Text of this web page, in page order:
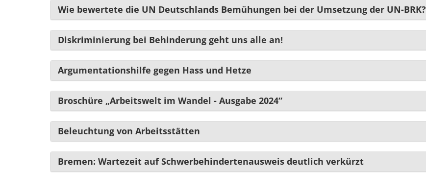
Wie bewertete die UN Deutschlands Bemühungen bei der Umsetzung der UN-BRK?
Diskriminierung bei Behinderung geht uns alle an!
Argumentationshilfe gegen Hass und Hetze
Broschüre „Arbeitswelt im Wandel - Ausgabe 2024“
Beleuchtung von Arbeitsstätten
Bremen: Wartezeit auf Schwerbehindertenausweis deutlich verkürzt